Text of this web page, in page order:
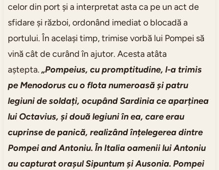
celor din port și a interpretat asta ca pe un act de
sfidare și război, ordonând imediat o blocadă a
portului. În același timp, trimise vorbă lui Pompei să
vină cât de curând în ajutor. Acesta atâta
aștepta. „Pompeius, cu promptitudine, l-a trimis
pe Menodorus cu o flota numeroasă și patru
legiuni de soldați, ocupând Sardinia ce aparținea
lui Octavius, și două legiuni în ea, care erau
cuprinse de panică, realizând înțelegerea dintre
Pompei and Antoniu. În Italia oamenii lui Antoniu
au capturat orașul Sipuntum și Ausonia. Pompei